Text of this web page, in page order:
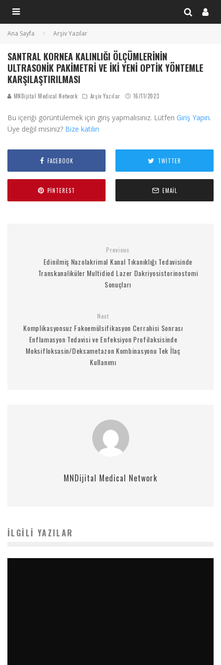
Ana Sayfa Arşiv Yazılar
SANTRAL KORNEA KALINLIĞI ÖLÇÜMLERININ
ULTRASONIK PAKIMETRI VE İKI YENI OPTIK YÖNTEMLE
KARŞILAŞTIRILMASI
MNDijital Medical Network Arşiv Yazılar 16/11/2023
Bu içeriği görüntülemek için giriş yapmalısınız. Lütfen Giriş Yapın.
Üye değil misiniz? Bize katılın
FACEBOOK TWITTER
PINTEREST EMAIL
Previous
Edinilmiş Nazolakrimal Kanal Tıkanıklığı Tedavisinde
Transkanaliküler Multidiod Lazer Dakriyosistorinostomi
Sonuçları
Next
Komplikasyonsuz Fakoemülsifikasyon Cerrahisi Sonrası
Enflamasyon Tedavisi ve Enfeksiyon Profilaksisinde
Moksifloksasin/Deksametazon Kombinasyonu Tek İlaç
Kullanımı
MNDijital Medical Network
İLGILI YAZILAR